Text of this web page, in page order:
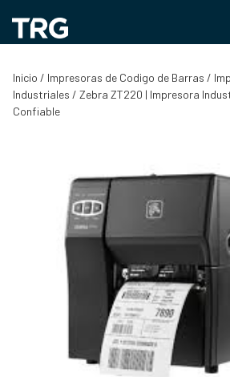
contenido
Inicio / Impresoras de Codigo de Barras /
Industriales / Zebra ZT220 | Impresora
Confiable